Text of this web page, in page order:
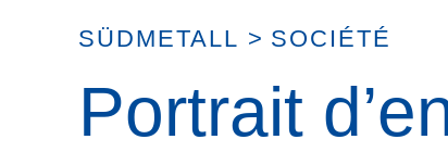
SÜDMETALL > SOCIÉTÉ
Portrait